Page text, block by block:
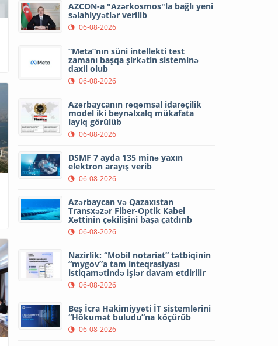
AZCON-a "Azərkosmos"la bağlı yeni
səlahiyyətlər verilib
06-08-2026
“Meta”nın süni intellekti test
zamanı başqa şirkətin sisteminə
daxil olub
06-08-2026
Azərbaycanın rəqəmsal idarəçilik
model iki beynəlxalq mükafata
layiq görülüb
06-08-2026
DSMF 7 ayda 135 minə yaxın
elektron arayış verib
06-08-2026
Azərbaycan və Qazaxıstan
Transxəzər Fiber-Optik Kabel
Xəttinin çəkilişini başa çatdırıb
06-08-2026
Nazirlik: “Mobil notariat” tətbiqinin
“mygov”a tam inteqrasiyası
istiqamətində işlər davam etdirilir
06-08-2026
Beş İcra Hakimiyyəti İT sistemlərini
“Hökumət buludu”na köçürüb
06-08-2026